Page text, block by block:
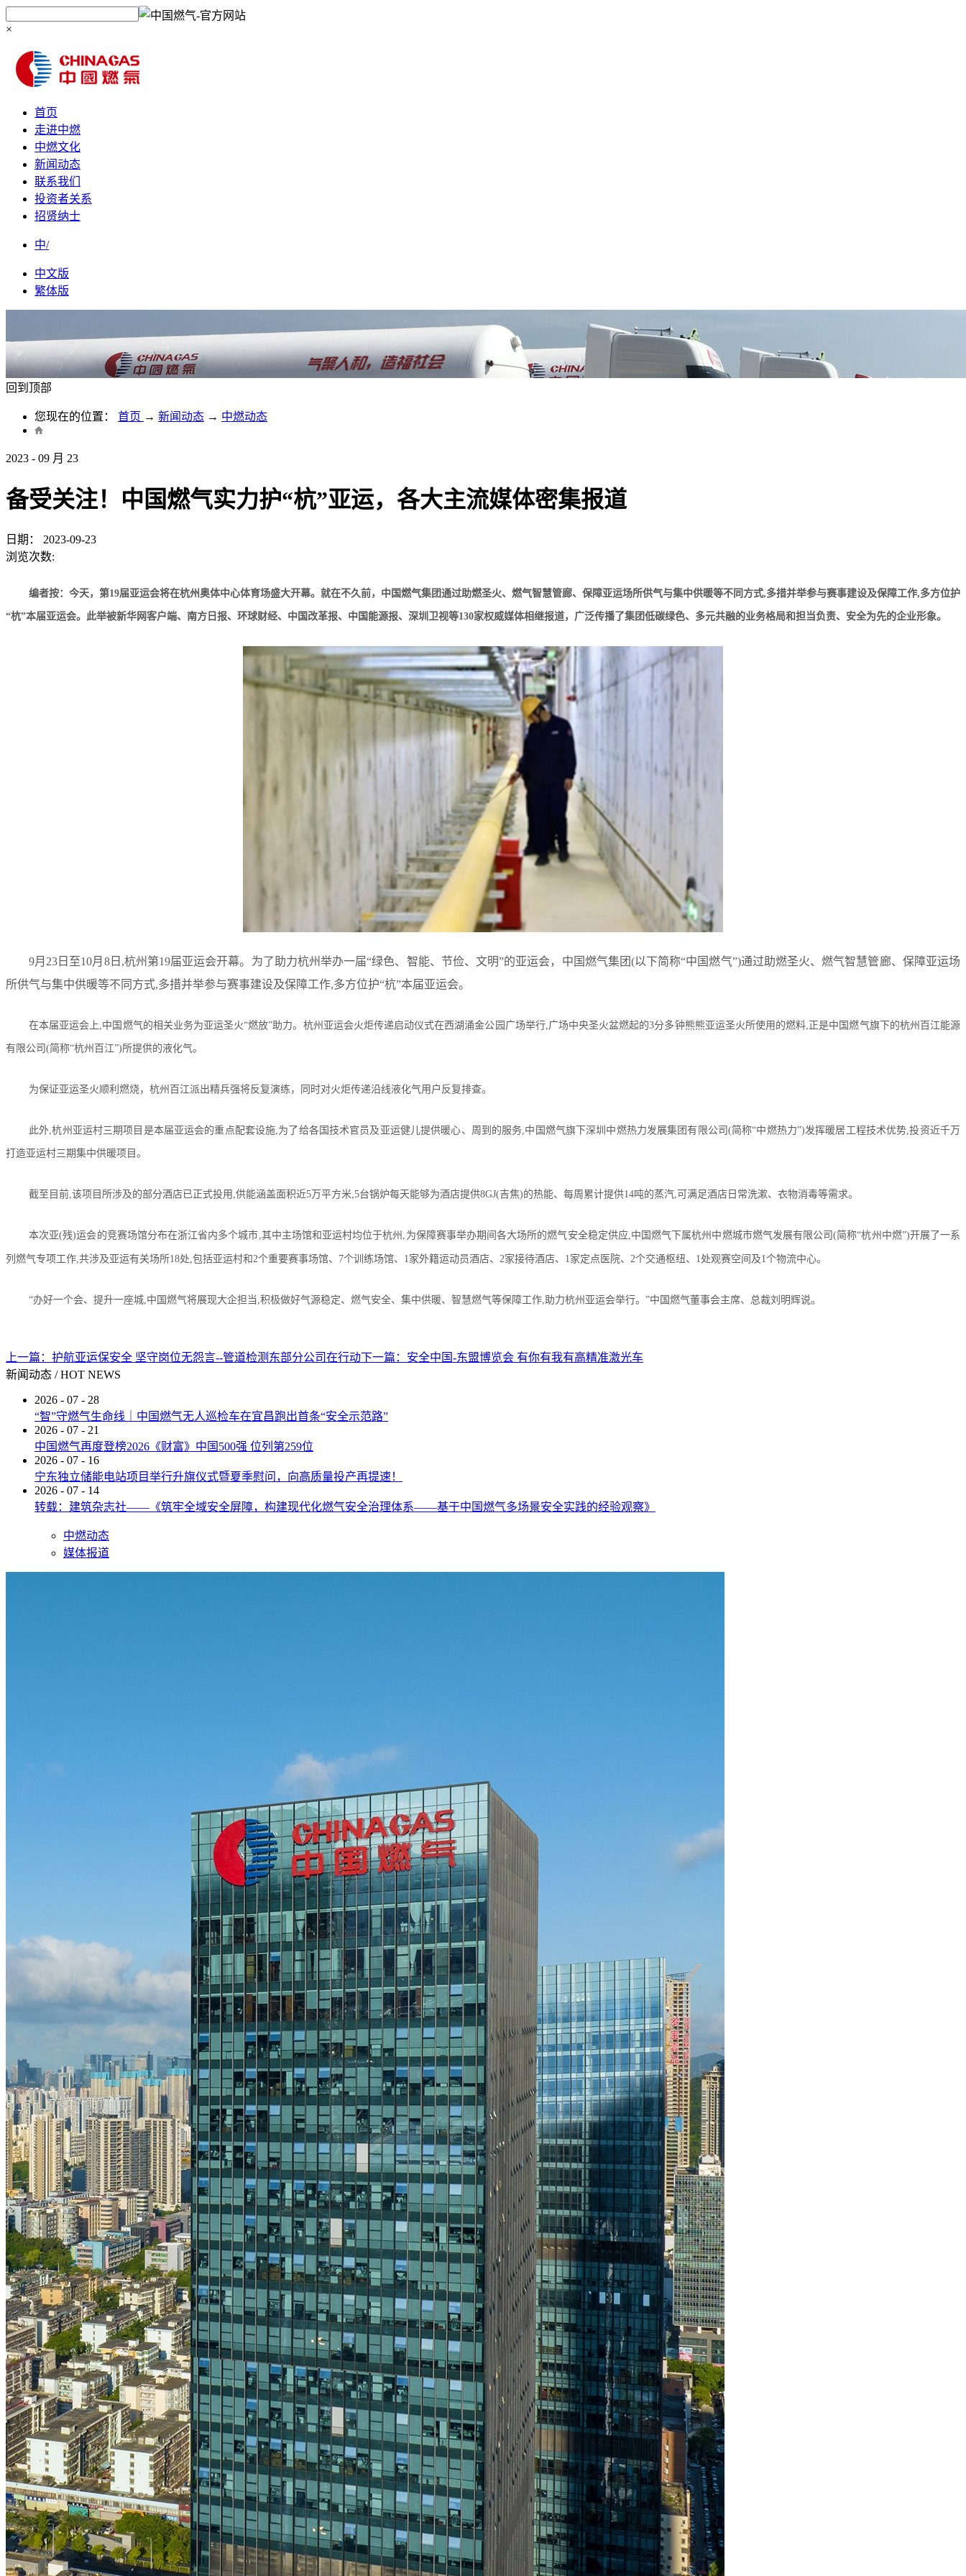
×
首页
走进中燃
中燃文化
新闻动态
联系我们
投资者关系
招贤纳士
中/
中文版
繁体版
回到顶部
您现在的位置： 首页 → 新闻动态 → 中燃动态
2023 - 09 月 23
备受关注！中国燃气实力护“杭”亚运，各大主流媒体密集报道
日期：
2023-09-23
浏览次数:
编者按：今天，第19届亚运会将在杭州奥体中心体育场盛大开幕。就在不久前，中国燃气集团通过助燃圣火、燃气智慧管廊、保障亚运场所供气与集中供暖等不同方式,多措并举参与赛事建设及保障工作,多方位护
“杭”本届亚运会。此举被新华网客户端、南方日报、环球财经、中国改革报、中国能源报、深圳卫视等130家权威媒体相继报道，广泛传播了集团低碳绿色、多元共融的业务格局和担当负责、安全为先的企业形象。
9月23日至10月8日,杭州第19届亚运会开幕。为了助力杭州举办一届“绿色、智能、节俭、文明”的亚运会，中国燃气集团(以下简称“中国燃气”)通过助燃圣火、燃气智慧管廊、保障亚运场
所供气与集中供暖等不同方式,多措并举参与赛事建设及保障工作,多方位护“杭”本届亚运会。
在本届亚运会上,中国燃气的相关业务为亚运圣火“燃放”助力。杭州亚运会火炬传递启动仪式在西湖涌金公园广场举行,广场中央圣火盆燃起的3分多钟熊熊亚运圣火所使用的燃料,正是中国燃气旗下的杭州百江能源
有限公司(简称“杭州百江”)所提供的液化气。
为保证亚运圣火顺利燃烧，杭州百江派出精兵强将反复演练，同时对火炬传递沿线液化气用户反复排查。
此外,杭州亚运村三期项目是本届亚运会的重点配套设施,为了给各国技术官员及亚运健儿提供暖心、周到的服务,中国燃气旗下深圳中燃热力发展集团有限公司(简称“中燃热力”)发挥暖居工程技术优势,投资近千万
打造亚运村三期集中供暖项目。
截至目前,该项目所涉及的部分酒店已正式投用,供能涵盖面积近5万平方米,5台锅炉每天能够为酒店提供8GJ(吉焦)的热能、每周累计提供14吨的蒸汽,可满足酒店日常洗漱、衣物消毒等需求。
本次亚(残)运会的竞赛场馆分布在浙江省内多个城市,其中主场馆和亚运村均位于杭州,为保障赛事举办期间各大场所的燃气安全稳定供应,中国燃气下属杭州中燃城市燃气发展有限公司(简称“杭州中燃”)开展了一系
列燃气专项工作,共涉及亚运有关场所18处,包括亚运村和2个重要赛事场馆、7个训练场馆、1家外籍运动员酒店、2家接待酒店、1家定点医院、2个交通枢纽、1处观赛空间及1个物流中心。
“办好一个会、提升一座城,中国燃气将展现大企担当,积极做好气源稳定、燃气安全、集中供暖、智慧燃气等保障工作,助力杭州亚运会举行。”中国燃气董事会主席、总裁刘明辉说。
上一篇： 护航亚运保安全 坚守岗位无怨言--管道检测东部分公司在行动下一篇： 安全中国-东盟博览会 有你有我有高精准激光车
新闻动态 / HOT NEWS
2026 - 07 - 28
“智”守燃气生命线｜中国燃气无人巡检车在宜昌跑出首条“安全示范路”
2026 - 07 - 21
中国燃气再度登榜2026《财富》中国500强 位列第259位
2026 - 07 - 16
宁东独立储能电站项目举行升旗仪式暨夏季慰问，向高质量投产再提速！
2026 - 07 - 14
转载：建筑杂志社——《筑牢全域安全屏障，构建现代化燃气安全治理体系——基于中国燃气多场景安全实践的经验观察》
中燃动态
媒体报道